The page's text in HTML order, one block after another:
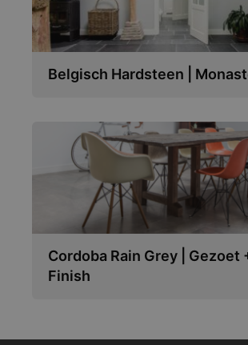
Belgisch Hardsteen |
Cordoba Rain Grey | Gezoet
Finish